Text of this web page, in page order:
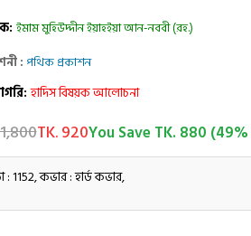
ইমাম মুহিউদ্দীন ইয়াহইয়া আন-নববী (রহ.)
: পথিক প্রকাশন
হাদিস বিষয়ক আলোচনা
TK. 920You Save TK. 880 (49%
: 1152, কভার : হার্ড কভার,